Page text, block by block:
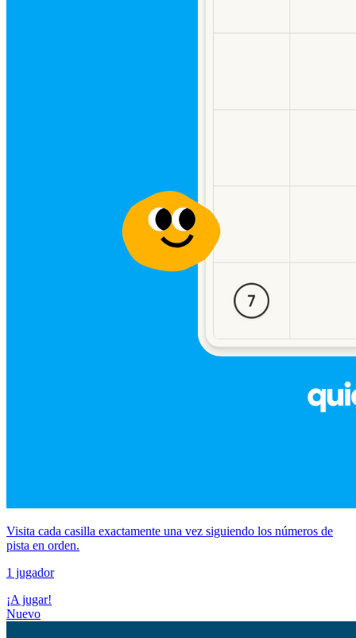
Visita cada casilla exactamente una vez siguiendo los números de
pista en orden.
1 jugador
¡A jugar!
Nuevo